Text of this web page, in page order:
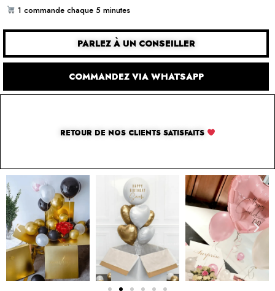
1 commande chaque 5 minutes
PARLEZ À UN CONSEILLER
COMMANDEZ VIA WHATSAPP
RETOUR DE NOS CLIENTS SATISFAITS
SOLUTION PAR THE LUXURY BOX & CO